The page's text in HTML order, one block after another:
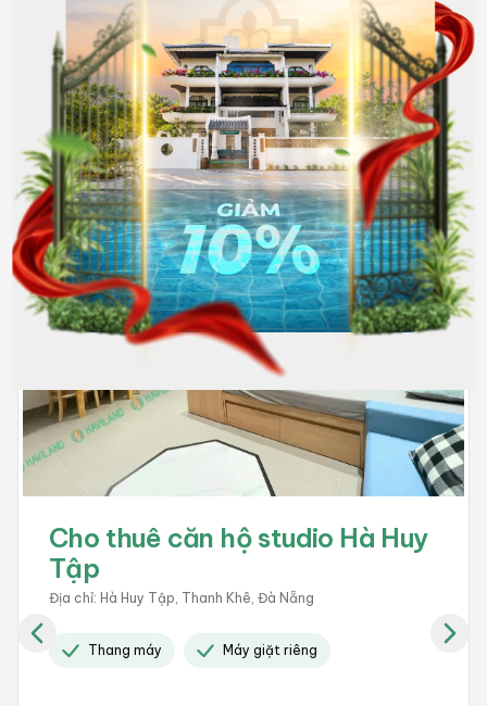
CÓ THỂ BẠN QUAN TÂM
Cho thuê căn hộ studio Hà Huy
Tập
Địa chỉ: Hà Huy Tập, Thanh Khê, Đà Nẵng
Thang máy Máy giặt riêng